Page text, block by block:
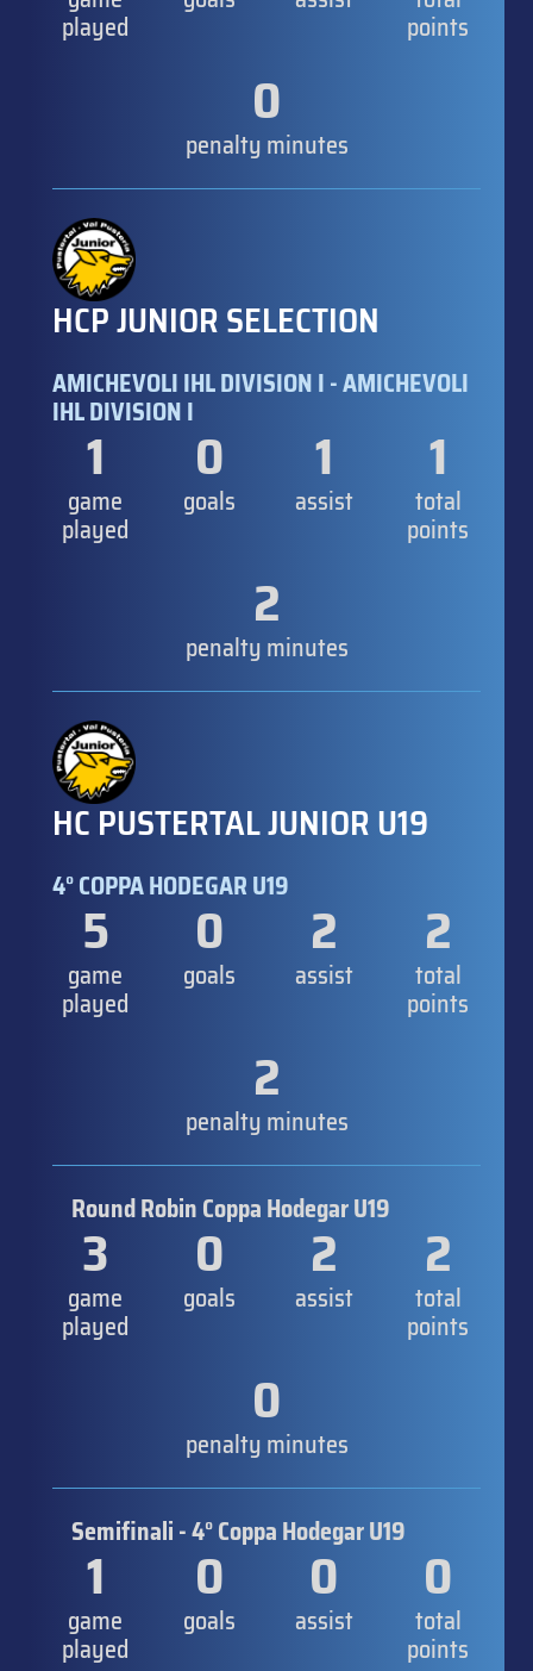
played points
0
penalty minutes
HCP JUNIOR SELECTION
AMICHEVOLI IHL DIVISION I - AMICHEVOLI
IHL DIVISION I
1
game
played
0
goals
1
assist
1
total
points
2
penalty minutes
HC PUSTERTAL JUNIOR U19
4° COPPA HODEGAR U19
5
game
played
0
goals
2
assist
2
total
points
2
penalty minutes
Round Robin Coppa Hodegar U19
3
game
played
0
goals
2
assist
2
total
points
0
penalty minutes
Semifinali - 4° Coppa Hodegar U19
1
game
played
0
goals
0
assist
0
total
points